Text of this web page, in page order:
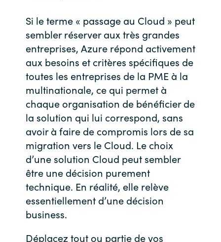
Si le terme « passage au Cloud » peut
sembler réserver aux très grandes
entreprises, Azure répond activement
aux besoins et critères spécifiques de
toutes les entreprises de la PME à la
multinationale, ce qui permet à
chaque organisation de bénéficier de
la solution qui lui correspond, sans
avoir à faire de compromis lors de sa
migration vers le Cloud. Le choix
d’une solution Cloud peut sembler
être une décision purement
technique. En réalité, elle relève
essentiellement d’une décision
business.
Déplacez tout ou partie de vos